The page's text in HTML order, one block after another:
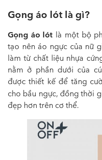
Gọng áo lót là gì?
Gọng áo lót là một bộ
tạo nên áo ngực của nữ
làm từ chất liệu nhựa
nằm ở phần dưới của
được thiết kế để tăng
cho bầu ngực, đồng thời
đẹp hơn trên cơ thể.